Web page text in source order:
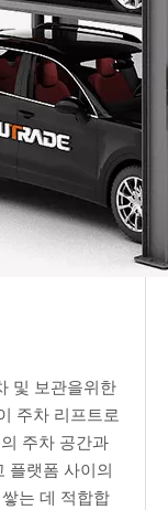
및 보관을위한
주차 리프트로
주차 공간과
플랫폼 사이의
는 데 적합합